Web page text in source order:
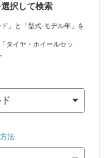
楽天Car車検で
店舗を検索
択して検索
」と「型式-モデル年」を
タイヤ・ホイールセッ
法